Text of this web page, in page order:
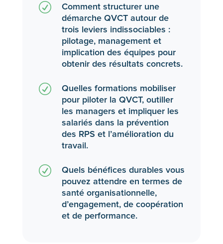
R
Comment structurer une
démarche QVCT autour de
trois leviers indissociables :
pilotage, management et
implication des équipes pour
obtenir des résultats concrets.
R
Quelles formations mobiliser
pour piloter la QVCT, outiller
les managers et impliquer les
salariés dans la prévention
des RPS et l’amélioration du
travail.
R
Quels bénéfices durables vous
pouvez attendre en termes de
santé organisationnelle,
d’engagement, de coopération
et de performance.